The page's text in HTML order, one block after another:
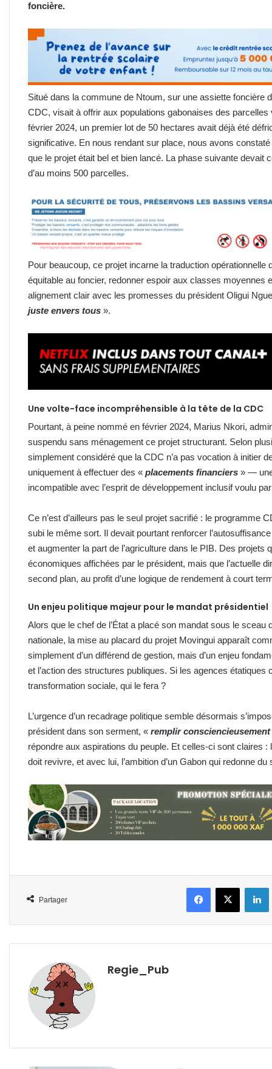
foncière.
Situé dans la commune de Ntoum, sur une assiette foncière
CDC, visait à offrir aux populations gabonaises des
février 2024, un premier lot de 50 hectares avait déjà été
significative. En nous rendant sur place, nous avons
que le projet était bel et bien lancé. La phase suivante
d’au moins 500 parcelles.
Pour beaucoup, ce projet incarne la traduction
équitable au foncier, redonner espoir aux classes moyennes
alignement clair avec les promesses du président Oligui
juste envers tous ».
Une volte-face incompréhensible à la tête de la CDC
Pourtant, à peine nommé en février 2024, Marius Nkori,
suspendu sans ménagement ce projet structurant. Selon
simplement considéré que la CDC n’a pas vocation à initier
uniquement à effectuer des « placements financiers » —
incompatible avec l’esprit de développement inclusif voulu
Ce n’est d’ailleurs pas le seul projet sacrifié : le programme
subi le même sort. Il devait pourtant renforcer
et augmenter la part de l’agriculture dans le PIB. Des projets
économiques affichées par le président, mais que l’actuelle
second plan, au profit d’une logique de rendement à court
Un enjeu politique majeur pour le mandat présidentiel
Alors que le chef de l’État a placé son mandat sous le
nationale, la mise au placard du projet Movingui apparaît
simplement d’un différend de gestion, mais d’un enjeu
et l’action des structures publiques. Si les agences
transformation sociale, qui le fera ?
L’urgence d’un recadrage politique semble désormais
président dans son serment, « remplir
répondre aux aspirations du peuple. Et celles-ci sont claires
doit revivre, et avec lui, l’ambition d’un Gabon qui redonne
Partager
FacebookX
Regie_Pub